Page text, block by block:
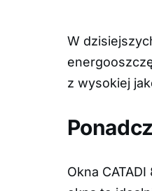
W
z wysokiej
Okna